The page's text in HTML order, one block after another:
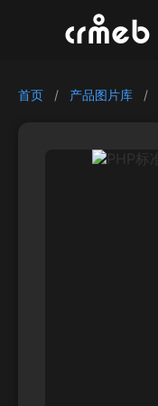
首页 / 产品图片库 /